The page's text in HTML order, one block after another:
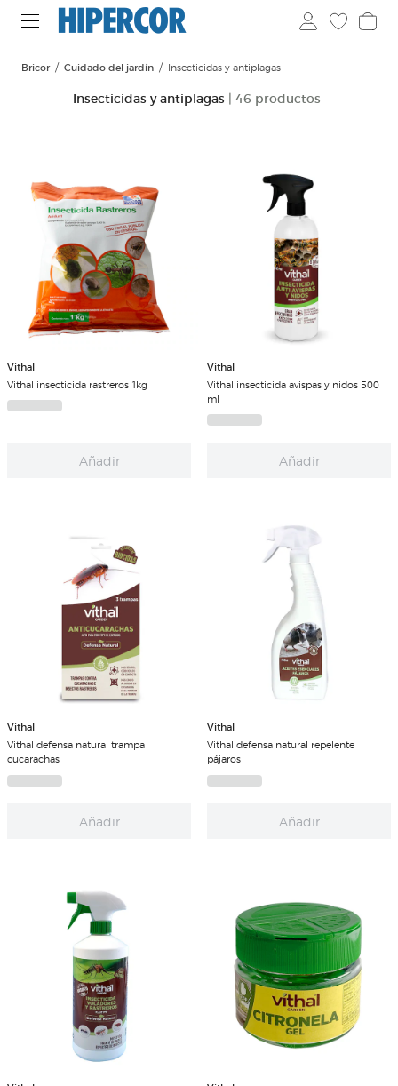
Bricor Cuidado del jardín Insecticidas y antiplagas
Insecticidas y antiplagas | 46 productos
Vithal
Vithal insecticida rastreros 1kg
Añadir
Vithal
Vithal insecticida avispas y nidos 500
ml
Añadir
Vithal
Vithal defensa natural trampa
cucarachas
Añadir
Vithal
Vithal defensa natural repelente
pájaros
Añadir